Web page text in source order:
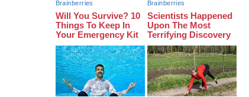
18:15 Черкаська тренувальна квартира
стала прикладом для громад з
усієї України